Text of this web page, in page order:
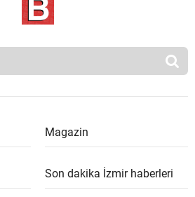
Magazin
Son dakika İzmir haberleri